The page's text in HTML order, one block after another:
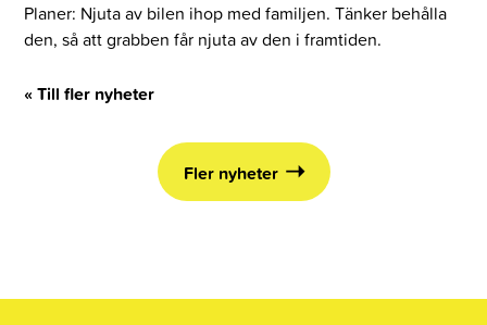
Planer: Njuta av bilen ihop med familjen. Tänker behålla
den, så att grabben får njuta av den i framtiden.
« Till fler nyheter
Fler nyheter